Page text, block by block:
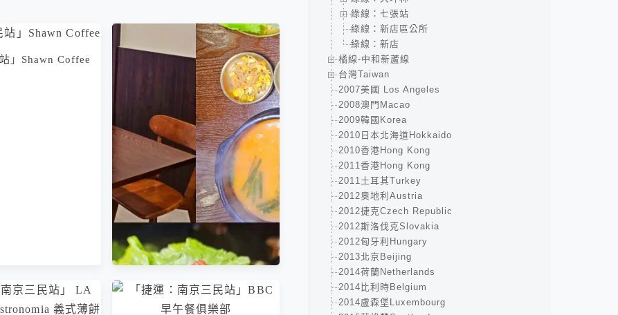
」Shawn Coffee
綠線：七張站
綠線：新店區公所
綠線：新店
橘線-中和新蘆線
台灣Taiwan
2007美國 Los Angeles
2008澳門Macao
2009韓國Korea
2010日本北海道Hokkaido
2010香港Hong Kong
2011香港Hong Kong
2011土耳其Turkey
2012奧地利Austria
2012捷克Czech Republic
2012斯洛伐克Slovakia
2012匈牙利Hungary
2013北京Beijing
2014荷蘭Netherlands
2014比利時Belgium
2014盧森堡Luxembourg